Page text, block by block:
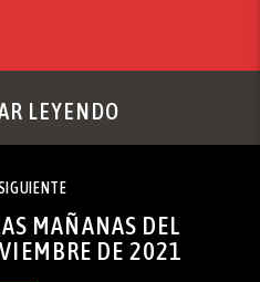
LEYENDO
MAÑANAS DEL
DE 2021